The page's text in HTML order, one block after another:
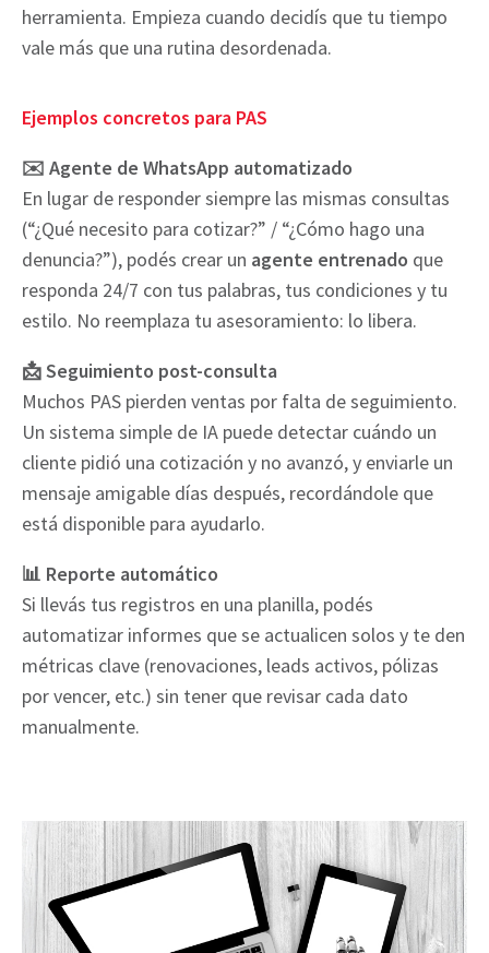
herramienta. Empieza cuando decidís que tu tiempo
vale más que una rutina desordenada.
Ejemplos concretos para PAS
✉️ Agente de WhatsApp automatizado
En lugar de responder siempre las mismas consultas
(“¿Qué necesito para cotizar?” / “¿Cómo hago una
denuncia?”), podés crear un agente entrenado que
responda 24/7 con tus palabras, tus condiciones y tu
estilo. No reemplaza tu asesoramiento: lo libera.
📩 Seguimiento post-consulta
Muchos PAS pierden ventas por falta de seguimiento.
Un sistema simple de IA puede detectar cuándo un
cliente pidió una cotización y no avanzó, y enviarle un
mensaje amigable días después, recordándole que
está disponible para ayudarlo.
📊 Reporte automático
Si llevás tus registros en una planilla, podés
automatizar informes que se actualicen solos y te den
métricas clave (renovaciones, leads activos, pólizas
por vencer, etc.) sin tener que revisar cada dato
manualmente.